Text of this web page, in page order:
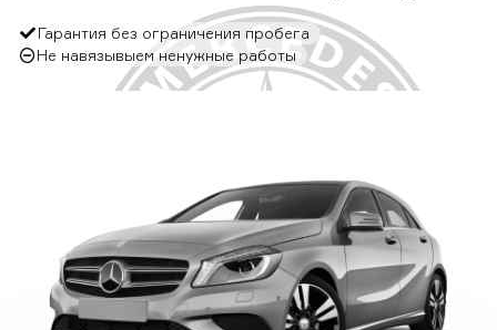
Гарантия без ограничения пробега
Не навязывыем ненужные работы